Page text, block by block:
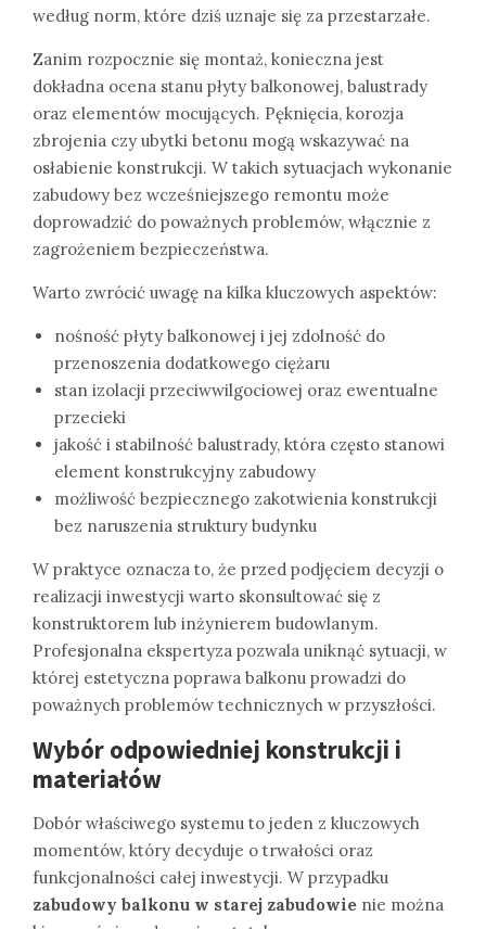
według norm, które dziś uznaje się za przestarzałe.
Zanim rozpocznie się montaż, konieczna jest
dokładna ocena stanu płyty balkonowej, balustrady
oraz elementów mocujących. Pęknięcia, korozja
zbrojenia czy ubytki betonu mogą wskazywać na
osłabienie konstrukcji. W takich sytuacjach wykonanie
zabudowy bez wcześniejszego remontu może
doprowadzić do poważnych problemów, włącznie z
zagrożeniem bezpieczeństwa.
Warto zwrócić uwagę na kilka kluczowych aspektów:
nośność płyty balkonowej i jej zdolność do
przenoszenia dodatkowego ciężaru
stan izolacji przeciwwilgociowej oraz ewentualne
przecieki
jakość i stabilność balustrady, która często stanowi
element konstrukcyjny zabudowy
możliwość bezpiecznego zakotwienia konstrukcji
bez naruszenia struktury budynku
W praktyce oznacza to, że przed podjęciem decyzji o
realizacji inwestycji warto skonsultować się z
konstruktorem lub inżynierem budowlanym.
Profesjonalna ekspertyza pozwala uniknąć sytuacji, w
której estetyczna poprawa balkonu prowadzi do
poważnych problemów technicznych w przyszłości.
Wybór odpowiedniej konstrukcji i
materiałów
Dobór właściwego systemu to jeden z kluczowych
momentów, który decyduje o trwałości oraz
funkcjonalności całej inwestycji. W przypadku
zabudowy balkonu w starej zabudowie nie można